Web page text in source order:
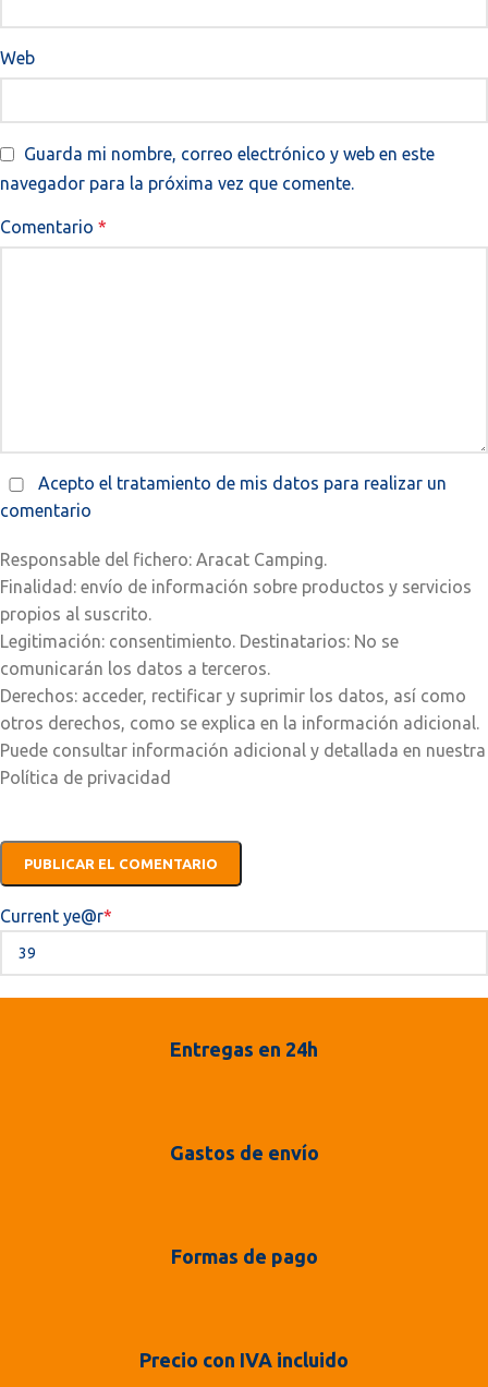
Web
Guarda mi nombre, correo electrónico y web en este
navegador para la próxima vez que comente.
Comentario *
Acepto el tratamiento de mis datos para realizar un
comentario
Responsable del fichero: Aracat Camping.
Finalidad: envío de información sobre productos y servicios
propios al suscrito.
Legitimación: consentimiento. Destinatarios: No se
comunicarán los datos a terceros.
Derechos: acceder, rectificar y suprimir los datos, así como
otros derechos, como se explica en la información adicional.
Puede consultar información adicional y detallada en nuestra
Política de privacidad
Current ye@r*
Entregas en 24h
Gastos de envío
Formas de pago
Precio con IVA incluido